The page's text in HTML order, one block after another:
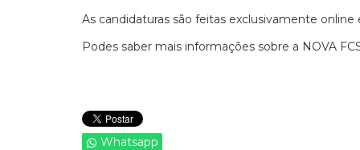
As candidaturas são feitas exclusivamente
Podes saber mais informações sobre a NOVA
Whatsapp